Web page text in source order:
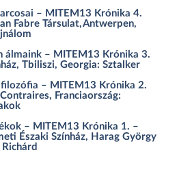
– MITEM13 Krónika 4.
Fabre Társulat, Antwerpen,
álmaink – MITEM13 Krónika 3.
Tbiliszi, Georgia: Sztalker
– MITEM13 Krónika 2.
Contraires, Franciaország:
– MITEM13 Krónika 1. –
Északi Színház, Harag György